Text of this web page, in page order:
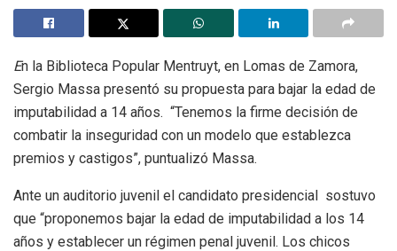
En la Biblioteca Popular Mentruyt, en Lomas de Zamora,
Sergio Massa presentó su propuesta para bajar la edad de
imputabilidad a 14 años. “Tenemos la firme decisión de
combatir la inseguridad con un modelo que establezca
premios y castigos”, puntualizó Massa.
Ante un auditorio juvenil el candidato presidencial sostuvo
que “proponemos bajar la edad de imputabilidad a los 14
años y establecer un régimen penal juvenil. Los chicos